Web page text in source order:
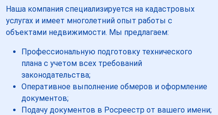
Наша компания специализируется на кадастровых
услугах и имеет многолетний опыт работы с
объектами недвижимости. Мы предлагаем:
Профессиональную подготовку технического
плана с учетом всех требований
законодательства;
Оперативное выполнение обмеров и оформление
документов;
Подачу документов в Росреестр от вашего имени;